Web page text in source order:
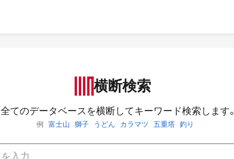
横断検索
全てのデータベースを横断してキーワード検索します。
例 富士山 獅子 うどん カラマツ 五重塔 釣り